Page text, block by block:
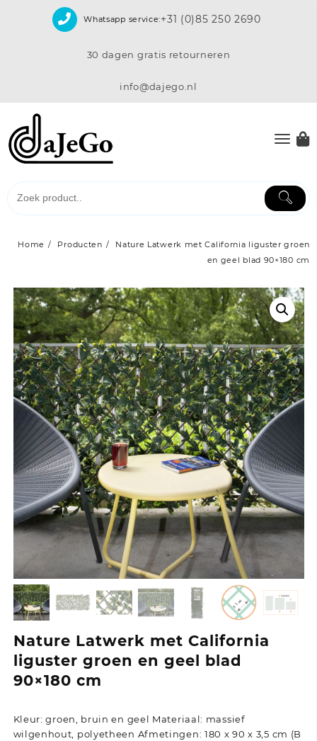
Whatsapp service:+31 (0)85 250 2690
30 dagen gratis retourneren
info@dajego.nl
Home Producten
Nature Latwerk met California liguster groen
en geel blad 90×180 cm
Nature Latwerk met California
liguster groen en geel blad
90×180 cm
Kleur: groen, bruin en geel Materiaal: massief
wilgenhout, polyetheen Afmetingen: 180 x 90 x 3,5 cm (B